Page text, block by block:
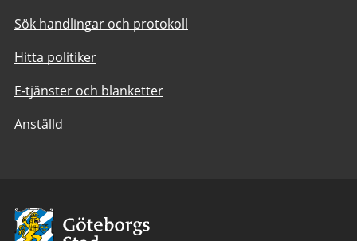
Sök handlingar och protokoll
Hitta politiker
E-tjänster och blanketter
Anställd
Avsändare:
Göteborgs